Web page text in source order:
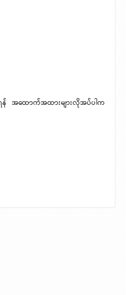
န် အထောက်အထားများလိုအပ်ပါက